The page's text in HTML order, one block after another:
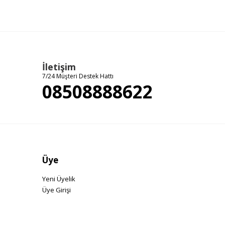
İletişim
7/24 Müşteri Destek Hattı
08508888622
Üye
Yeni Üyelik
Üye Girişi